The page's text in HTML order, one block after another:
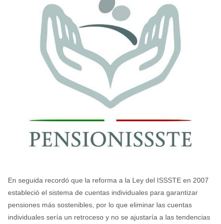
En seguida recordó que la reforma a la Ley del ISSSTE en 2007
estableció el sistema de cuentas individuales para garantizar
pensiones más sostenibles, por lo que eliminar las cuentas
individuales sería un retroceso y no se ajustaría a las tendencias